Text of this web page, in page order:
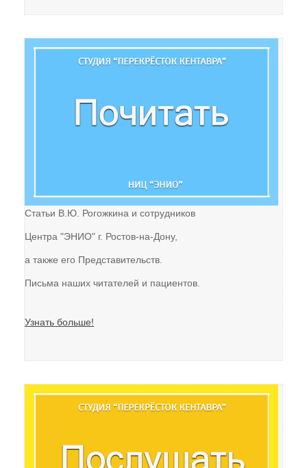
Виктор Рогожкин. Коротко о важном
Запрещённые видео НИЦ "ЭНИО"
Представители
Статьи В.Ю. Рогожкина и сотрудников
Центра "ЭНИО" г. Ростов-на-Дону,
а также его Представительств.
Письма наших читателей и пациентов.
Узнать больше!